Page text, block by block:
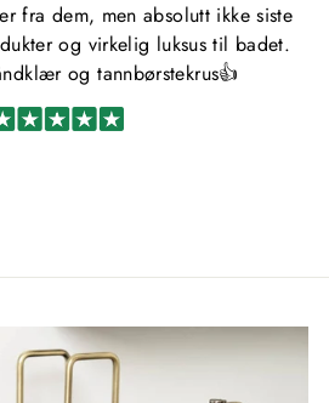
fra dem, men absolutt ikke siste
og virkelig luksus til badet.
og tannbørstekrus👍